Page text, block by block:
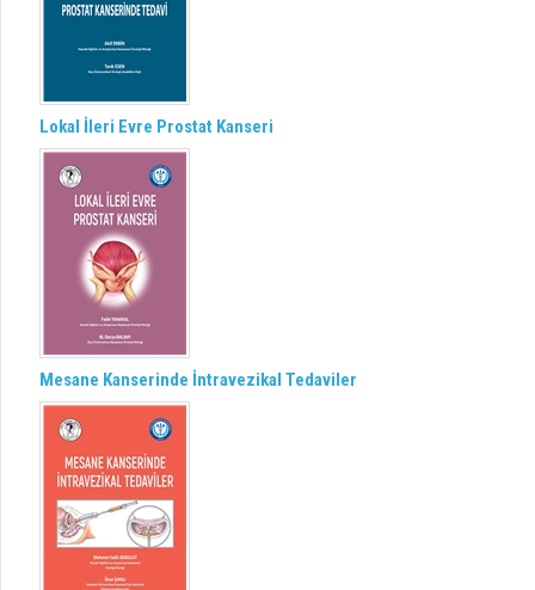
Lokal İleri Evre Prostat Kanseri
Mesane Kanserinde İntravezikal Tedaviler